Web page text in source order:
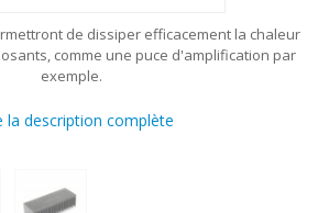
de dissiper efficacement la chaleur
comme une puce d'amplification par
exemple.
la description complète